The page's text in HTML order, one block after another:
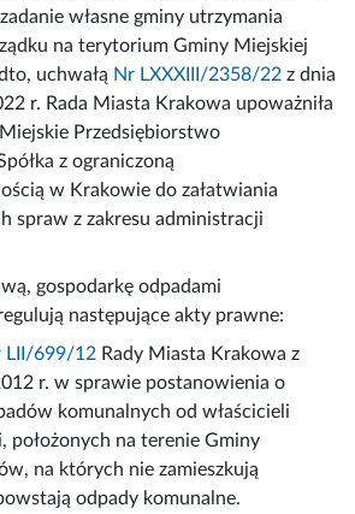
własne gminy utrzymania
na terytorium Gminy Miejskiej
uchwałą Nr LXXXIII/2358/22 z dnia
r. Rada Miasta Krakowa upoważniła
Przedsiębiorstwo
z ograniczoną
w Krakowie do załatwiania
spraw z zakresu administracji
gospodarkę odpadami
następujące akty prawne:
LII/699/12 Rady Miasta Krakowa z
r. w sprawie postanowienia o
komunalnych od właścicieli
położonych na terenie Gminy
na których nie zamieszkują
odpady komunalne.